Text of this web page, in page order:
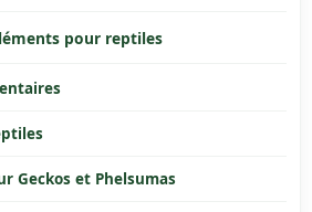
pour reptiles
Geckos et Phelsumas